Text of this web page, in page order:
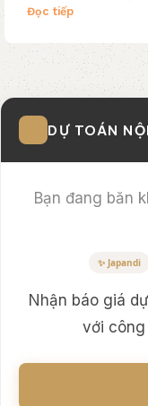
Đọc tiếp
DỰ TOÁN
Bạn đang băn
✨ Japandi
Nhận báo giá
với